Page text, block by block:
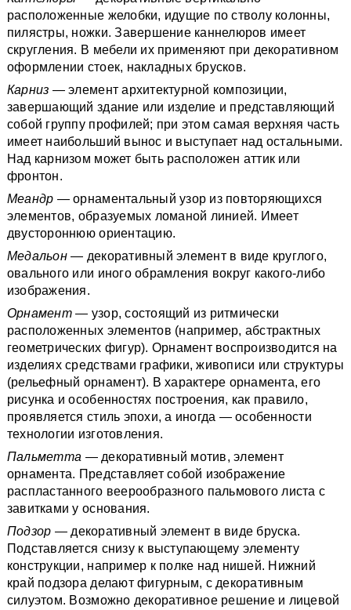
расположенные желобки, идущие по стволу колонны,
пилястры, ножки. Завершение каннелюров имеет
скругления. В мебели их применяют при декоративном
оформлении стоек, накладных брусков.
Карниз — элемент архитектурной композиции,
завершающий здание или изделие и представляющий
собой группу профилей; при этом самая верхняя часть
имеет наибольший вынос и выступает над остальными.
Над карнизом может быть расположен аттик или
фронтон.
Меандр — орнаментальный узор из повторяющихся
элементов, образуемых ломаной линией. Имеет
двустороннюю ориентацию.
Медальон— декоративный элемент в виде круглого,
овального или иного обрамления вокруг какого-либо
изображения.
Орнамент— узор, состоящий из ритмически
расположенных элементов (например, абстрактных
геометрических фигур). Орнамент воспроизводится на
изделиях средствами графики, живописи или структуры
(рельефный орнамент). В характере орнамента, его
рисунка и особенностях построения, как правило,
проявляется стиль эпохи, а иногда — особенности
технологии изготовления.
Пальметта — декоративный мотив, элемент
орнамента. Представляет собой изображение
распластанного веерообразного пальмового листа с
завитками у основания.
Подзор — декоративный элемент в виде бруска.
Подставляется снизу к выступающему элементу
конструкции, например к полке над нишей. Нижний
край подзора делают фигурным, с декоративным
силуэтом. Возможно декоративное решение и лицевой